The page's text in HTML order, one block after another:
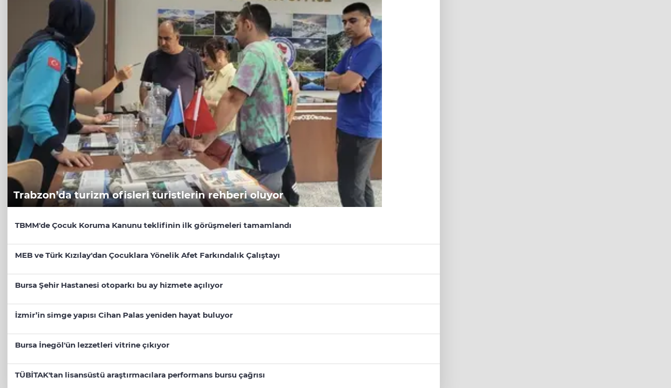
Trabzon’da turizm ofisleri turistlerin rehberi oluyor
TBMM'de Çocuk Koruma Kanunu teklifinin ilk görüşmeleri tamamlandı
MEB ve Türk Kızılay'dan Çocuklara Yönelik Afet Farkındalık Çalıştayı
Bursa Şehir Hastanesi otoparkı bu ay hizmete açılıyor
İzmir’in simge yapısı Cihan Palas yeniden hayat buluyor
Bursa İnegöl'ün lezzetleri vitrine çıkıyor
TÜBİTAK'tan lisansüstü araştırmacılara performans bursu çağrısı